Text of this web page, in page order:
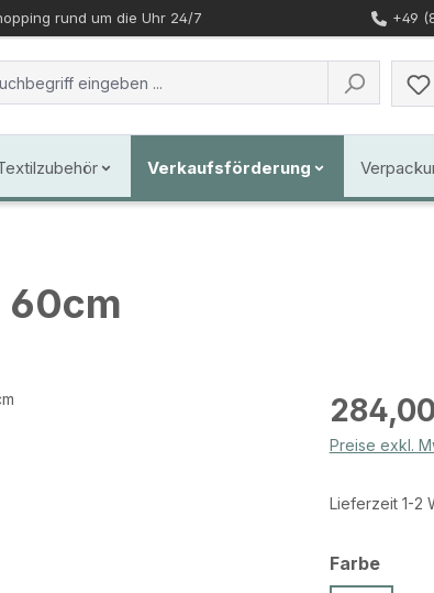
rund um die Uhr 24/7 +49
Verkaufsförderung
60cm
Regulärer Preis:
Preise exkl.
Lieferzeit 1-2
Farbe